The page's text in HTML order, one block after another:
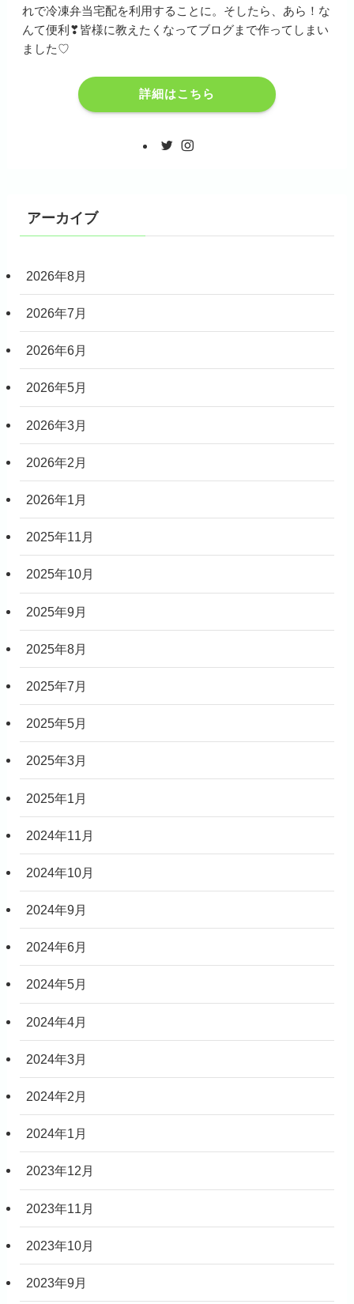
れで冷凍弁当宅配を利用することに。そしたら、あら！な
んて便利❣皆様に教えたくなってブログまで作ってしまい
ました♡
詳細はこちら
アーカイブ
2026年8月
2026年7月
2026年6月
2026年5月
2026年3月
2026年2月
2026年1月
2025年11月
2025年10月
2025年9月
2025年8月
2025年7月
2025年5月
2025年3月
2025年1月
2024年11月
2024年10月
2024年9月
2024年6月
2024年5月
2024年4月
2024年3月
2024年2月
2024年1月
2023年12月
2023年11月
2023年10月
2023年9月